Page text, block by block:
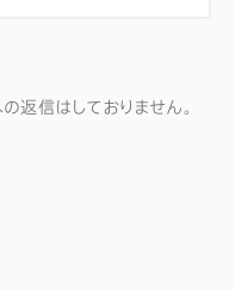
返信はしておりません。